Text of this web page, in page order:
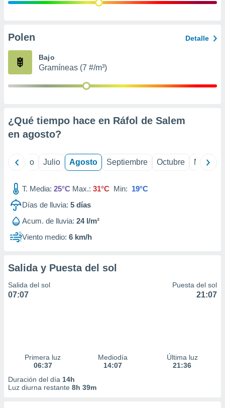
e
publicidad
Polen Detalle
Bajo
Gramíneas (7 #/m³)
¿Qué tiempo hace en Ráfol de Salem
en agosto?
Junio Julio Agosto Septiembre Octubre
T. Media: 25°C Max.: 31°C Min: 19°C
Días de lluvia: 5 días
Acum. de lluvia: 24 l/m²
Viento medio: 6 km/h
Salida y Puesta del sol
Salida del sol
07:07
Puesta del sol
21:07
Primera luz
06:37
Mediodía
14:07
Última luz
21:36
Duración del día 14h
Luz diurna restante 8h 39m